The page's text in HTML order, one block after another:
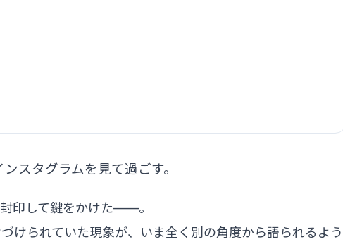
スタグラムを見て過ごす。
印して鍵をかけた——。
けられていた現象が、いま全く別の角度から語られるよう